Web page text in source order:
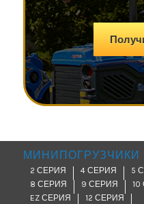
МИНИПОГРУЗЧИКИ
2 СЕРИЯ 4 СЕРИЯ 5
8 СЕРИЯ
9 СЕРИЯ
EZ СЕРИЯ
12 СЕРИЯ